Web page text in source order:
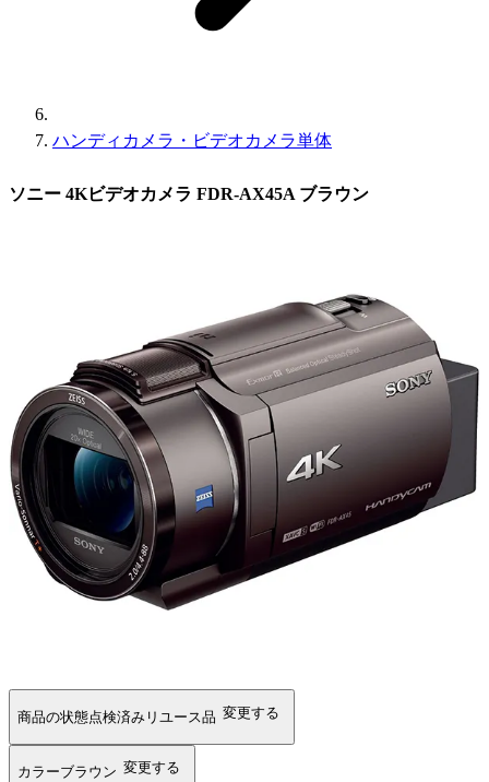
ハンディカメラ・ビデオカメラ単体
ソニー 4Kビデオカメラ FDR-AX45A ブラウン
商品の状態点検済みリユース品 変更する
カラーブラウン 変更する